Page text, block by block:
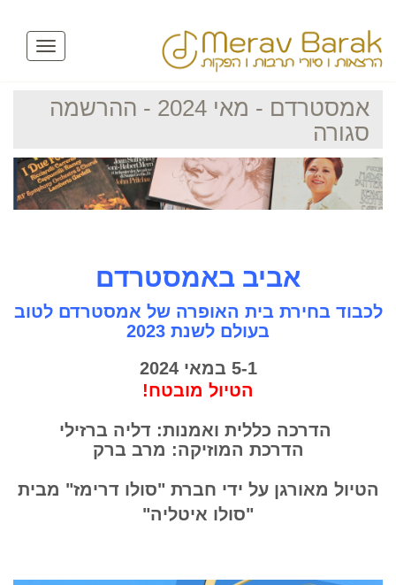
Toggle
אמסטרדם - מאי 2024 - ההרשמה
סגורה
אביב באמסטרדם
לכבוד בחירת בית האופרה של אמסטרדם לטוב
בעולם לשנת 2023
5-1 במאי 2024
הטיול מובטח!
הדרכה כללית ואמנות: דליה ברזילי
הדרכת המוזיקה: מרב ברק
הטיול מאורגן על ידי חברת "סולו דרימז" מבית
"סולו איטליה"